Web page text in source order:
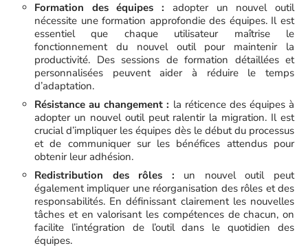
Formation des équipes : adopter un nouvel outil
nécessite une formation approfondie des équipes. Il est
essentiel que chaque utilisateur maîtrise le
fonctionnement du nouvel outil pour maintenir la
productivité. Des sessions de formation détaillées et
personnalisées peuvent aider à réduire le temps
d’adaptation.
Résistance au changement : la réticence des équipes à
adopter un nouvel outil peut ralentir la migration. Il est
crucial d’impliquer les équipes dès le début du processus
et de communiquer sur les bénéfices attendus pour
obtenir leur adhésion.
Redistribution des rôles : un nouvel outil peut
également impliquer une réorganisation des rôles et des
responsabilités. En définissant clairement les nouvelles
tâches et en valorisant les compétences de chacun, on
facilite l’intégration de l’outil dans le quotidien des
équipes.